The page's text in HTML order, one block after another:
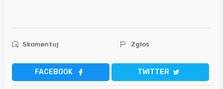
Skomentuj Zgłoś
FACEBOOK TWITTER